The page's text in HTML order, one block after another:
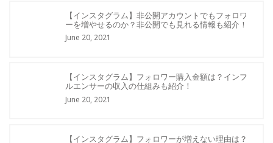
【インスタグラム】非公開アカウントでもフォロワ
ーを増やせるのか？非公開でも見れる情報も紹介！
June 20, 2021
【インスタグラム】フォロワー購入金額は？インフ
ルエンサーの収入の仕組みも紹介！
June 20, 2021
【インスタグラム】フォロワーが増えない理由は？